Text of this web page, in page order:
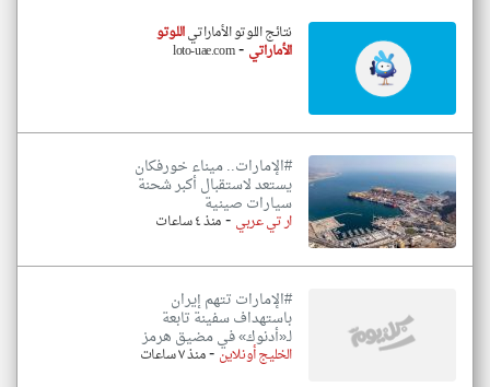
نتائج اللوتو الأماراتياللوتو
الأماراتي-
loto-uae.com
#الإمارات.. ميناء خورفكان
يستعد لاستقبال أكبر شحنة
سيارات صينية
ار تي عربي -منذ ٤ ساعات
#الإمارات تتهم إيران
باستهداف سفينة تابعة
لـ«أدنوك» في مضيق هرمز
الخليج أونلاين-منذ ٧ ساعات